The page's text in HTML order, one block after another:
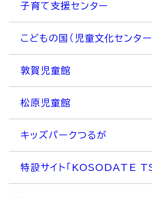
子育て支援センター
こどもの国（児童文化センター
敦賀児童館
松原児童館
キッズパークつるが
特設サイト「KOSODATE